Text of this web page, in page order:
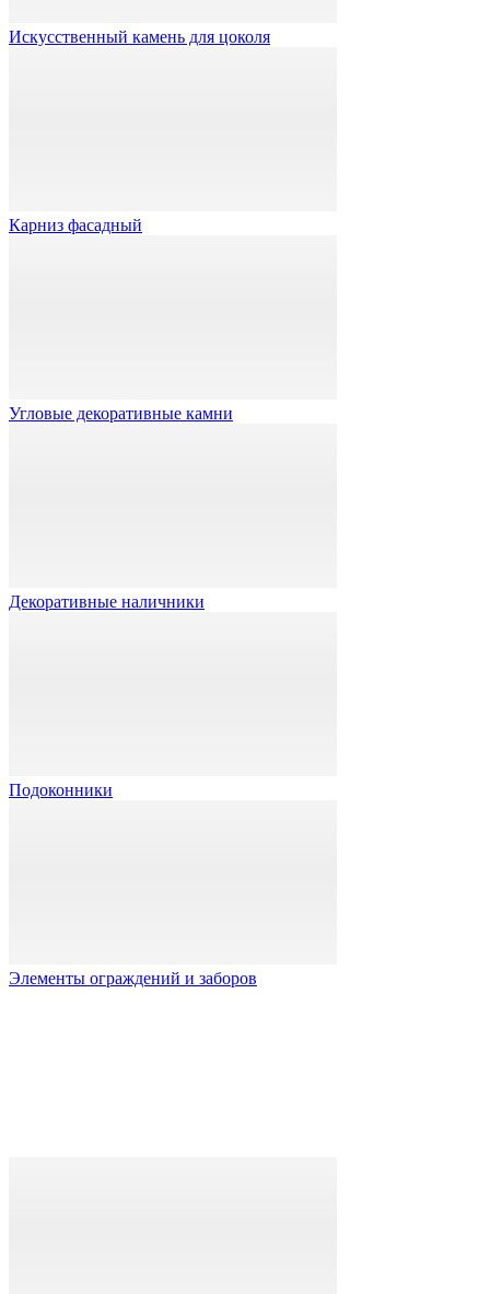
Искусственный камень для цоколя
Карниз фасадный
Угловые декоративные камни
Декоративные наличники
Подоконники
Элементы ограждений и заборов